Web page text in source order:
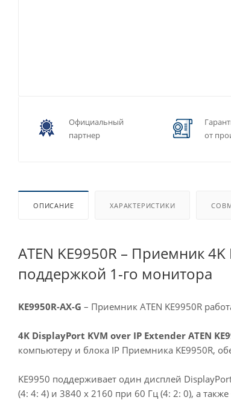
Официальный
партнер
от
ОПИСАНИЕ ХАРАКТЕРИСТИКИ
ATEN KE9950R – Приемник
поддержкой 1-го монитора
KE9950R-AX-G – Приемник ATEN KE9950R
4K DisplayPort KVM over IP Extender ATEN
компьютеру и блока IP Приемника KE9950R,
KE9950 поддерживает один дисплей
(4: 4: 4) и 3840 x 2160 при 60 Гц (4: 2: 0), а